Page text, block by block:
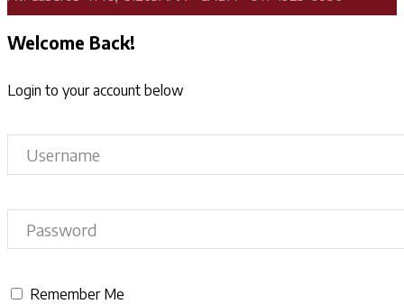
Welcome Back!
Login to your account below
Remember Me